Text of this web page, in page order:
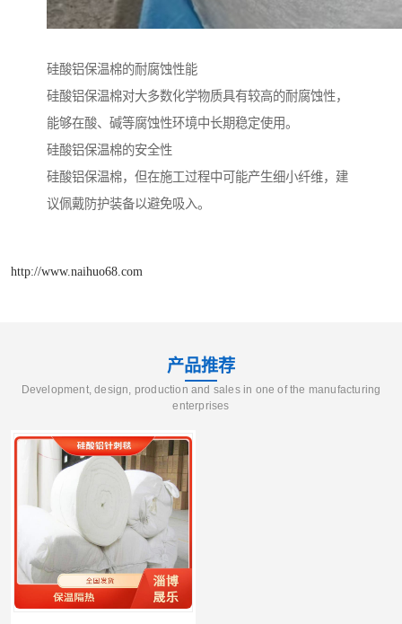
硅酸铝保温棉的耐腐蚀性能
硅酸铝保温棉对大多数化学物质具有较高的耐腐蚀性，
能够在酸、碱等腐蚀性环境中长期稳定使用。
硅酸铝保温棉的安全性
硅酸铝保温棉，但在施工过程中可能产生细小纤维，建
议佩戴防护装备以避免吸入。
http://www.naihuo68.com
产品推荐
Development, design, production and sales in one of the manufacturing
enterprises